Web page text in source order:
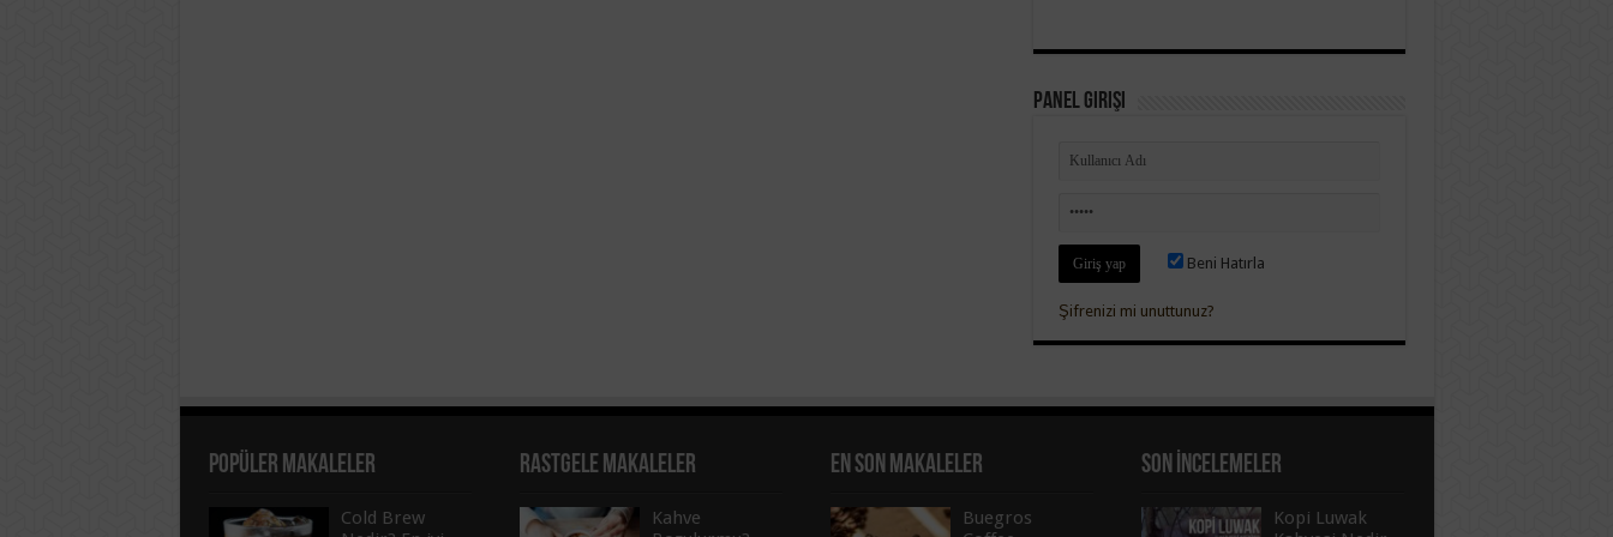
Panel Girişi
Beni Hatırla
Şifrenizi mi unuttunuz?
Popüler Makaleler
Cold Brew
Rastgele Makaleler
Kahve
En Son Makaleler
Buegros
Son İncelemeler
Kopi Luwak